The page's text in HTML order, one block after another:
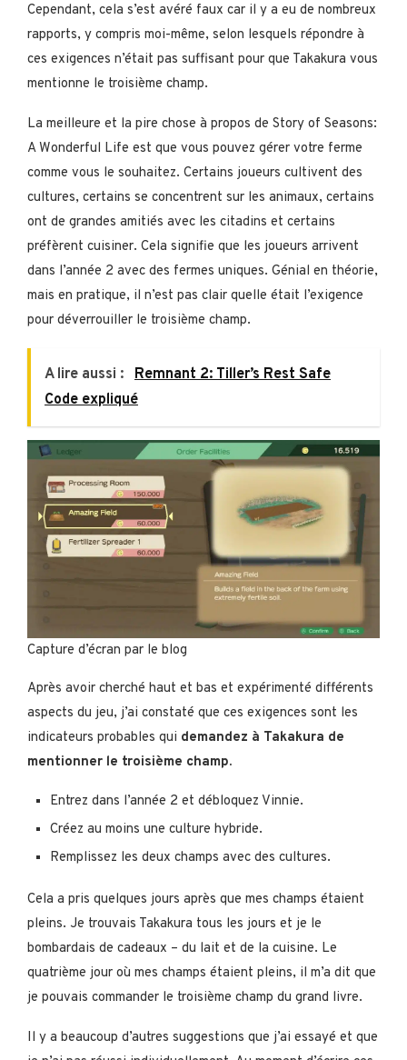
Cependant, cela s’est avéré faux car il y a eu de nombreux
rapports, y compris moi-même, selon lesquels répondre à
ces exigences n’était pas suffisant pour que Takakura vous
mentionne le troisième champ.
La meilleure et la pire chose à propos de Story of Seasons:
A Wonderful Life est que vous pouvez gérer votre ferme
comme vous le souhaitez. Certains joueurs cultivent des
cultures, certains se concentrent sur les animaux, certains
ont de grandes amitiés avec les citadins et certains
préfèrent cuisiner. Cela signifie que les joueurs arrivent
dans l’année 2 avec des fermes uniques. Génial en théorie,
mais en pratique, il n’est pas clair quelle était l’exigence
pour déverrouiller le troisième champ.
A lire aussi :
Remnant 2: Tiller’s Rest Safe
Code expliqué
Capture d’écran par le blog
Après avoir cherché haut et bas et expérimenté différents
aspects du jeu, j’ai constaté que ces exigences sont les
indicateurs probables qui demandez à Takakura de
mentionner le troisième champ.
Entrez dans l’année 2 et débloquez Vinnie.
Créez au moins une culture hybride.
Remplissez les deux champs avec des cultures.
Cela a pris quelques jours après que mes champs étaient
pleins. Je trouvais Takakura tous les jours et je le
bombardais de cadeaux – du lait et de la cuisine. Le
quatrième jour où mes champs étaient pleins, il m’a dit que
je pouvais commander le troisième champ du grand livre.
Il y a beaucoup d’autres suggestions que j’ai essayé et que